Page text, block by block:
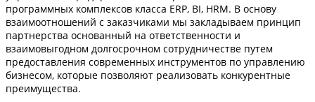
программных комплексов класса ERP, BI, HRM. В основу
взаимоотношений с заказчиками мы закладываем принцип
партнерства основанный на ответственности и
взаимовыгодном долгосрочном сотрудничестве путем
предоставления современных инструментов по управлению
бизнесом, которые позволяют реализовать конкурентные
преимущества.